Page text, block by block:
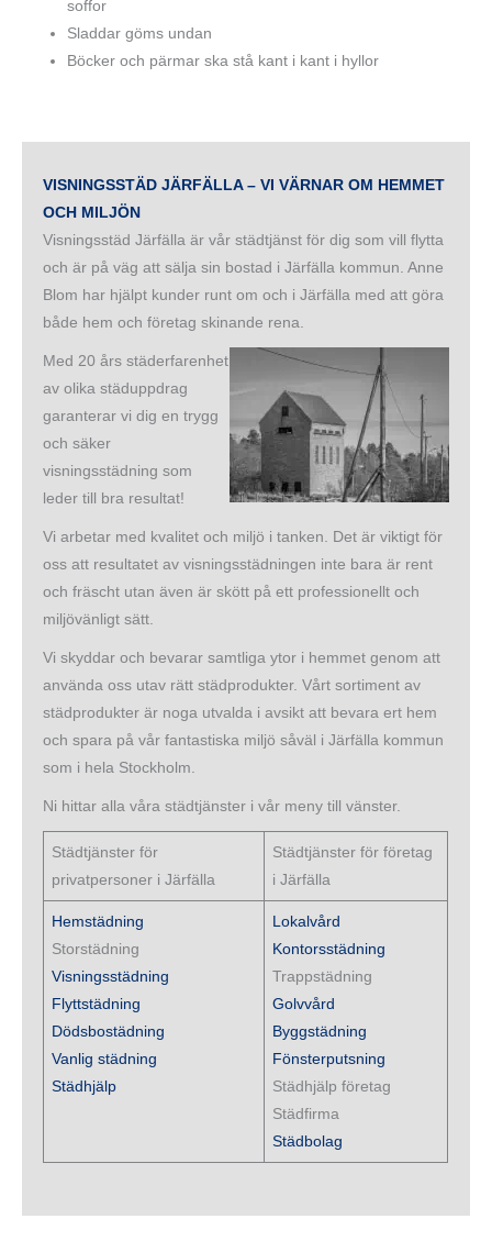
soffor
Sladdar göms undan
Böcker och pärmar ska stå kant i kant i hyllor
VISNINGSSTÄD JÄRFÄLLA – VI VÄRNAR OM HEMMET
OCH MILJÖN
Visningsstäd Järfälla är vår städtjänst för dig som vill flytta
och är på väg att sälja sin bostad i Järfälla kommun. Anne
Blom har hjälpt kunder runt om och i Järfälla med att göra
både hem och företag skinande rena.
Med 20 års städerfarenhet
av olika städuppdrag
garanterar vi dig en trygg
och säker
visningsstädning som
leder till bra resultat!
Vi arbetar med kvalitet och miljö i tanken. Det är viktigt för
oss att resultatet av visningsstädningen inte bara är rent
och fräscht utan även är skött på ett professionellt och
miljövänligt sätt.
Vi skyddar och bevarar samtliga ytor i hemmet genom att
använda oss utav rätt städprodukter. Vårt sortiment av
städprodukter är noga utvalda i avsikt att bevara ert hem
och spara på vår fantastiska miljö såväl i Järfälla kommun
som i hela Stockholm.
Ni hittar alla våra städtjänster i vår meny till vänster.
Städtjänster för
privatpersoner i Järfälla
Städtjänster för företag
i Järfälla
Hemstädning
Storstädning
Visningsstädning
Flyttstädning
Dödsbostädning
Vanlig städning
Städhjälp
Lokalvård
Kontorsstädning
Trappstädning
Golvvård
Byggstädning
Fönsterputsning
Städhjälp företag
Städfirma
Städbolag